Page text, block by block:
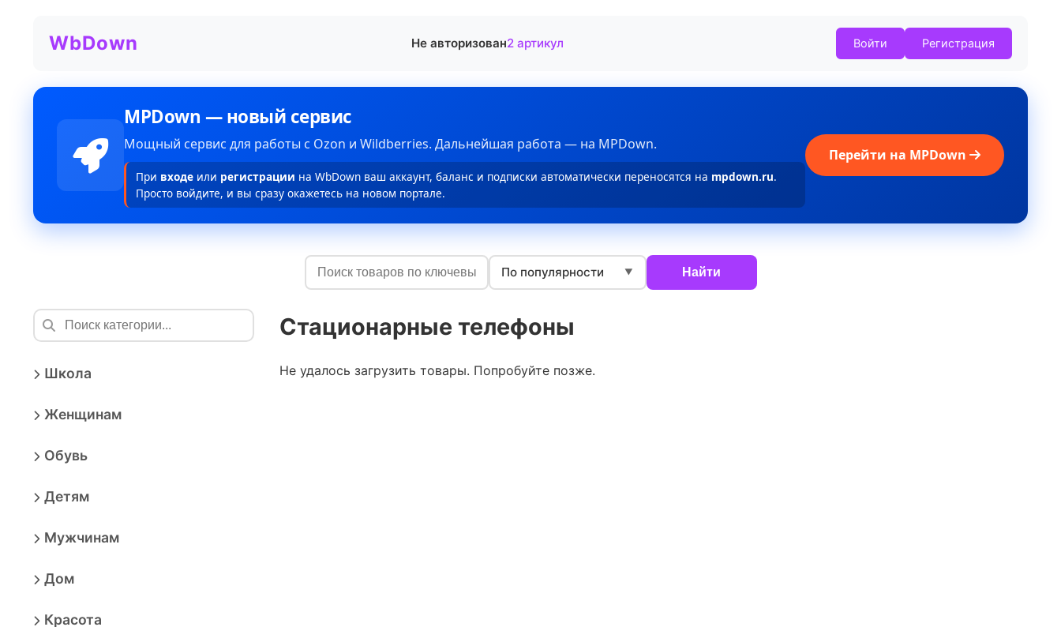
WbDown Не авторизован2 артикул Войти Регистрация
MPDown — новый сервис
Мощный сервис для работы с Ozon и Wildberries. Дальнейшая работа — на MPDown.
При входе или регистрации на WbDown ваш аккаунт, баланс и подписки автоматически переносятся на mpdown.ru.
Просто войдите, и вы сразу окажетесь на новом портале.
Перейти на MPDown
По популярности ▼ Найти
Школа
Женщинам
Обувь
Детям
Мужчинам
Дом
Красота
Стационарные телефоны
Не удалось загрузить товары. Попробуйте позже.